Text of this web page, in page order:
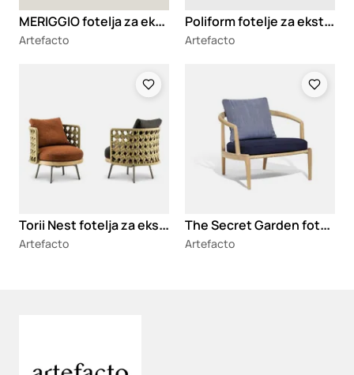
M
ERIGGIO fotelja za eksterijer
Artefacto
P
oliform fotelje za eksterijer
Artefacto
T
orii Nest fotelja za eksterijer
Artefacto
T
he Secret Garden fotelja za eksterijer
Artefacto